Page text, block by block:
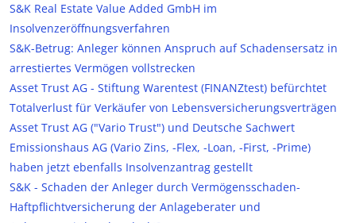
S&K Real Estate Value Added GmbH im
Insolvenzeröffnungsverfahren
S&K-Betrug: Anleger können Anspruch auf Schadensersatz in
arrestiertes Vermögen vollstrecken
Asset Trust AG - Stiftung Warentest (FINANZtest) befürchtet
Totalverlust für Verkäufer von Lebensversicherungsverträgen
Asset Trust AG ("Vario Trust") und Deutsche Sachwert
Emissionshaus AG (Vario Zins, -Flex, -Loan, -First, -Prime)
haben jetzt ebenfalls Insolvenzantrag gestellt
S&K - Schaden der Anleger durch Vermögensschaden-
Haftpflichtversicherung der Anlageberater und